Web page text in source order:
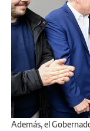
Además, el Gobernador recorrió las nuevas instalaciones de la